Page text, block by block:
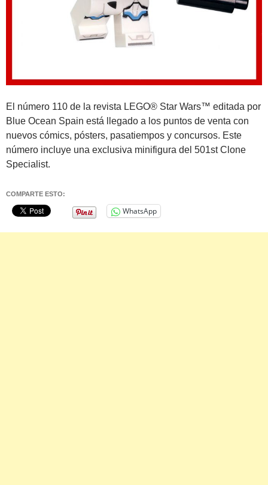
El número 110 de la revista LEGO® Star Wars™ editada por
Blue Ocean Spain está llegado a los puntos de venta con
nuevos cómics, pósters, pasatiempos y concursos. Este
número incluye una exclusiva minifigura del 501st Clone
Specialist.
COMPARTE ESTO:
WhatsApp